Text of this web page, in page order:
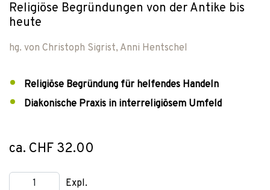
Religiöse Begründungen von der Antike bis
heute
hg. von Christoph Sigrist, Anni Hentschel
Religiöse Begründung für helfendes Handeln
Diakonische Praxis in interreligiösem Umfeld
ca. CHF 32.00
Expl.